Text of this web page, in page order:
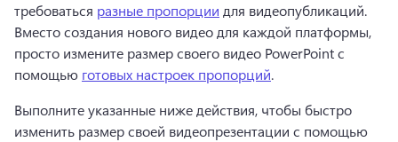
требоваться разные пропорции для видеопубликаций.
Вместо создания нового видео для каждой платформы,
просто измените размер своего видео PowerPoint с
помощью готовых настроек пропорций.
Выполните указанные ниже действия, чтобы быстро
изменить размер своей видеопрезентации с помощью